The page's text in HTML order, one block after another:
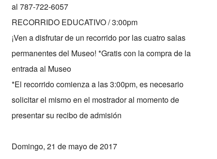
al 787-722-6057
RECORRIDO EDUCATIVO / 3:00pm
¡Ven a disfrutar de un recorrido por las cuatro salas
permanentes del Museo! *Gratis con la compra de la
entrada al Museo
*El recorrido comienza a las 3:00pm, es necesario
solicitar el mismo en el mostrador al momento de
presentar su recibo de admisión
Domingo, 21 de mayo de 2017